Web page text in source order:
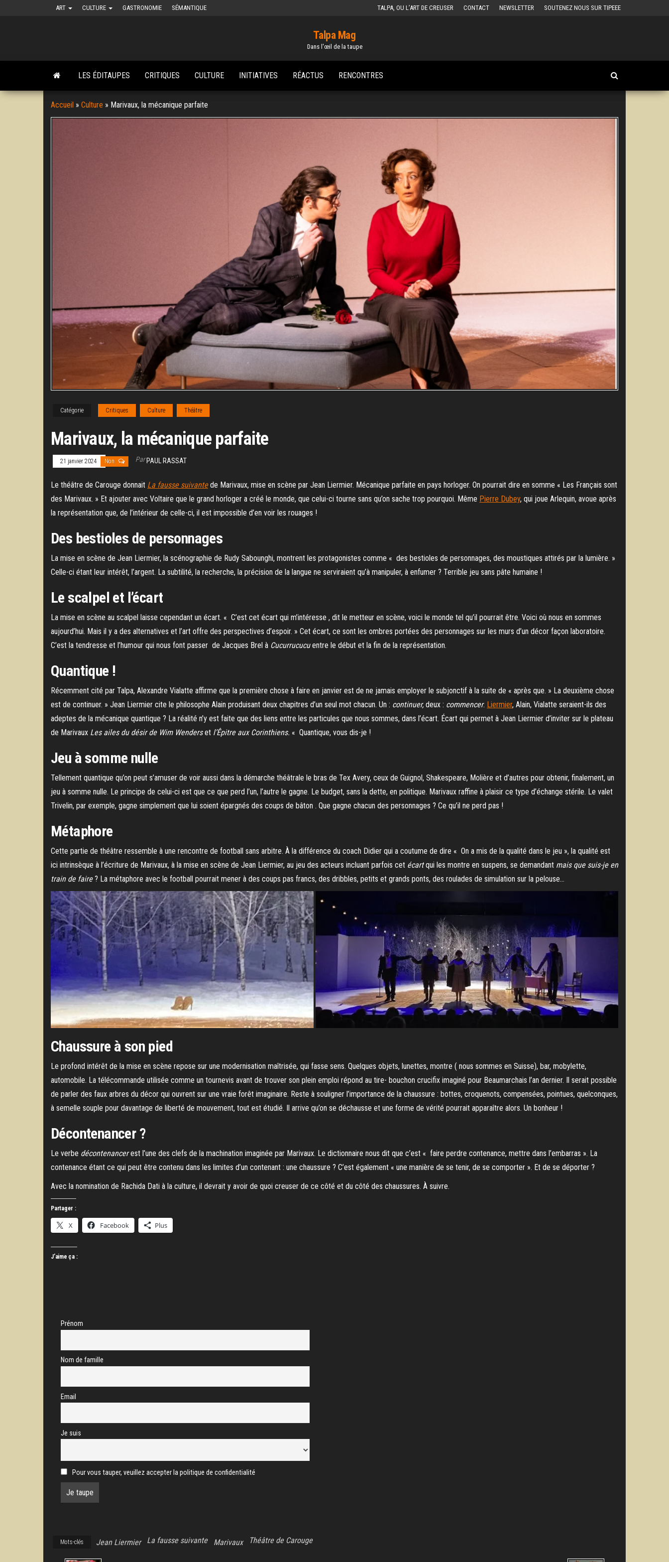
ART CULTURE GASTRONOMIE SÉMANTIQUE TALPA, OU L’ART DE CREUSER CONTACT NEWSLETTER SOUTENEZ NOUS SUR TIPEEE
Talpa Mag
Dans l'œil de la taupe
LES ÉDITAUPES CRITIQUES CULTURE INITIATIVES RÉACTUS RENCONTRES
Accueil » Culture » Marivaux, la mécanique parfaite
Catégorie Critiques Culture Théâtre
Marivaux, la mécanique parfaite
21 janvier 2024 Non ParPAUL RASSAT
Le théâtre de Carouge donnait La fausse suivantede Marivaux, mise en scène par Jean Liermier. Mécanique parfaite en pays horloger. On pourrait dire en somme « Les Français sont
des Marivaux. » Et ajouter avec Voltaire que le grand horloger a créé le monde, que celui-ci tourne sans qu’on sache trop pourquoi. Même Pierre Dubey, qui joue Arlequin, avoue après
la représentation que, de l’intérieur de celle-ci, il est impossible d’en voir les rouages !
Des bestioles de personnages
La mise en scène de Jean Liermier, la scénographie de Rudy Sabounghi, montrent les protagonistes comme « des bestioles de personnages, des moustiques attirés par la lumière. »
Celle-ci étant leur intérêt, l’argent. La subtilité, la recherche, la précision de la langue ne serviraient qu’à manipuler, à enfumer ? Terrible jeu sans pâte humaine !
Le scalpel et l’écart
La mise en scène au scalpel laisse cependant un écart. « C’est cet écart qui m’intéresse , dit le metteur en scène, voici le monde tel qu’il pourrait être. Voici où nous en sommes
aujourd’hui. Mais il y a des alternatives et l’art offre des perspectives d’espoir. » Cet écart, ce sont les ombres portées des personnages sur les murs d’un décor façon laboratoire.
C’est la tendresse et l’humour qui nous font passer de Jacques Brel à Cucurrucucuentre le début et la fin de la représentation.
Quantique !
Récemment cité par Talpa, Alexandre Vialatte affirme que la première chose à faire en janvier est de ne jamais employer le subjonctif à la suite de « après que. » La deuxième chose
est de continuer. » Jean Liermier cite le philosophe Alain produisant deux chapitres d’un seul mot chacun. Un : continuer, deux : commencer. Liermier, Alain, Vialatte seraient-ils des
adeptes de la mécanique quantique ? La réalité n’y est faite que des liens entre les particules que nous sommes, dans l’écart. Écart qui permet à Jean Liermier d’inviter sur le plateau
de Marivaux Les ailes du désir de Wim Wenderset l’Êpitre aux Corinthiens. « Quantique, vous dis-je !
Jeu à somme nulle
Tellement quantique qu’on peut s’amuser de voir aussi dans la démarche théâtrale le bras de Tex Avery, ceux de Guignol, Shakespeare, Molière et d’autres pour obtenir, finalement, un
jeu à somme nulle. Le principe de celui-ci est que ce que perd l’un, l’autre le gagne. Le budget, sans la dette, en politique. Marivaux raffine à plaisir ce type d’échange stérile. Le valet
Trivelin, par exemple, gagne simplement que lui soient épargnés des coups de bâton . Que gagne chacun des personnages ? Ce qu’il ne perd pas !
Métaphore
Cette partie de théâtre ressemble à une rencontre de football sans arbitre. À la différence du coach Didier qui a coutume de dire « On a mis de la qualité dans le jeu », la qualité est
ici intrinsèque à l’écriture de Marivaux, à la mise en scène de Jean Liermier, au jeu des acteurs incluant parfois cet écartqui les montre en suspens, se demandant mais que suis-je en
train de faire? La métaphore avec le football pourrait mener à des coups pas francs, des dribbles, petits et grands ponts, des roulades de simulation sur la pelouse…
Chaussure à son pied
Le profond intérêt de la mise en scène repose sur une modernisation maîtrisée, qui fasse sens. Quelques objets, lunettes, montre ( nous sommes en Suisse), bar, mobylette,
automobile. La télécommande utilisée comme un tournevis avant de trouver son plein emploi répond au tire- bouchon crucifix imaginé pour Beaumarchais l’an dernier. Il serait possible
de parler des faux arbres du décor qui ouvrent sur une vraie forêt imaginaire. Reste à souligner l’importance de la chaussure : bottes, croquenots, compensées, pointues, quelconques,
à semelle souple pour davantage de liberté de mouvement, tout est étudié. Il arrive qu’on se déchausse et une forme de vérité pourrait apparaître alors. Un bonheur !
Décontenancer ?
Le verbe décontenancerest l’une des clefs de la machination imaginée par Marivaux. Le dictionnaire nous dit que c’est « faire perdre contenance, mettre dans l’embarras ». La
contenance étant ce qui peut être contenu dans les limites d’un contenant : une chaussure ? C’est également « une manière de se tenir, de se comporter ». Et de se déporter ?
Avec la nomination de Rachida Dati à la culture, il devrait y avoir de quoi creuser de ce côté et du côté des chaussures. À suivre.
Partager :
X Facebook Plus
J’aime ça :
Prénom
Nom de famille
Email
Je suis
Pour vous tauper, veuillez accepter la politique de confidentialité
Mots-clés Jean Liermier La fausse suivante Marivaux Théâtre de Carouge